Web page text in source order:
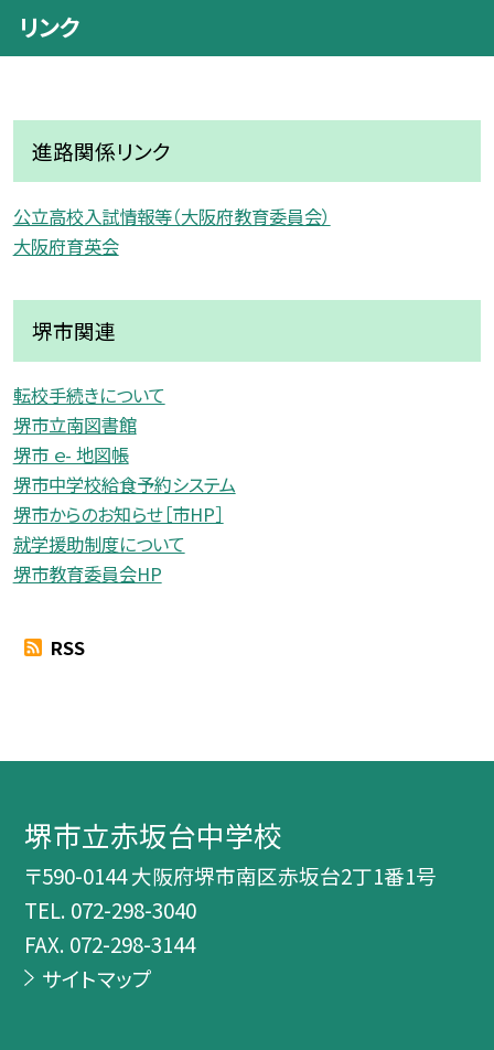
リンク
進路関係リンク
公立高校入試情報等（大阪府教育委員会）
大阪府育英会
堺市関連
転校手続きについて
堺市立南図書館
堺市 ｅ- 地図帳
堺市中学校給食予約システム
堺市からのお知らせ［市HP］
就学援助制度について
堺市教育委員会HP
RSS
堺市立赤坂台中学校
〒590-0144 大阪府堺市南区赤坂台2丁1番1号
TEL. 072-298-3040
FAX. 072-298-3144
サイトマップ